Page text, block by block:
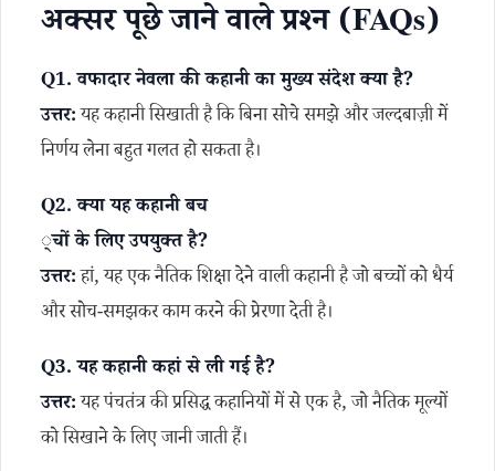
अक्सर पूछे जाने वाले प्रश्न (FAQs)
Q1. वफादार नेवला की कहानी का मुख्य संदेश क्या है?
उत्तर:यह कहानी सिखाती है कि बिना सोचे समझे और जल्दबाज़ी में
निर्णय लेना बहुत गलत हो सकता है।
Q2. क्या यह कहानी बच
्चों के लिए उपयुक्त है?
उत्तर:हां, यह एक नैतिक शिक्षा देने वाली कहानी है जो बच्चों को धैर्य
और सोच-समझकर काम करने की प्रेरणा देती है।
Q3. यह कहानी कहां से ली गई है?
उत्तर:यह पंचतंत्र की प्रसिद्ध कहानियों में से एक है, जो नैतिक मूल्यों
को सिखाने के लिए जानी जाती हैं।